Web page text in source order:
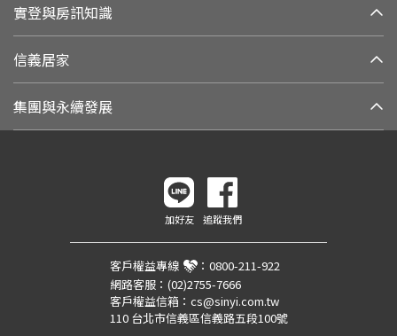
實登與房訊知識
信義居家
集團與永續發展
加好友 追蹤我們
客戶權益專線 ： 0800-211-922
網路客服： (02)2755-7666
客戶權益信箱： cs@sinyi.com.tw
110 台北市信義區信義路五段100號